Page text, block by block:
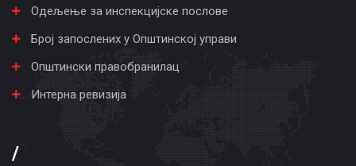
Одељење за инспекцијске послове
Број запослених у Општинској управи
Општински правобранилац
Интерна ревизија
/